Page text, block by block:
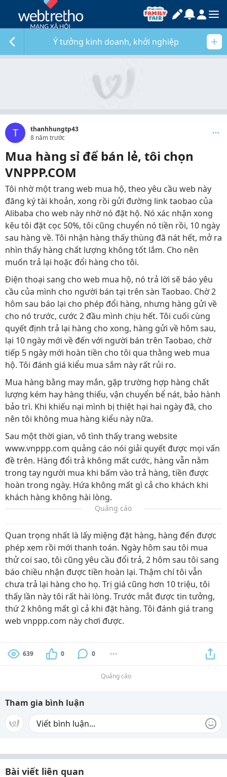
Ý tưởng kinh doanh, khởi nghiệp
T
thanhhungtp43
8 năm trước
Mua hàng sỉ để bán lẻ, tôi chọn
VNPPP.COM
Tôi nhờ một trang web mua hộ, theo yêu cầu web này
đăng ký tài khoản, xong rồi gửi đường link taobao của
Alibaba cho web này nhờ nó đặt hộ. Nó xác nhận xong
kêu tôi đặt cọc 50%, tôi cũng chuyển nó tiền rồi, 10 ngày
sau hàng về. Tôi nhận hàng thấy thùng đã nát hết, mở ra
nhìn thấy hàng chất lượng không tốt lắm. Cho nên
muốn trả lại hoặc đổi hàng cho tôi.
Điện thoại sang cho web mua hộ, nó trả lời sẽ báo yêu
cầu của mình cho người bán tại trên sàn Taobao. Chờ 2
hôm sau báo lại cho phép đổi hàng, nhưng hàng gửi về
cho nó trước, cước 2 đầu mình chịu hết. Tôi cuối cùng
quyết định trả lại hàng cho xong, hàng gửi về hôm sau,
lại 10 ngày mới về đến với người bán trên Taobao, chờ
tiếp 5 ngày mới hoàn tiền cho tôi qua thằng web mua
hộ. Tôi đánh giá kiểu mua sắm này rất rủi ro.
Mua hàng bằng may mắn, gặp trường hợp hàng chất
lượng kém hay hàng thiếu, vận chuyển bể nát, bảo hành
bảo trì. Khi khiếu nại mình bị thiệt hại hai ngày đã, cho
nên tôi không mua hàng kiểu này nữa.
Sau một thời gian, vô tình thấy trang website
www.vnppp.com quảng cáo nói giải quyết được mọi vấn
đề trên. Hàng đổi trả không mất cước, hàng vẫn nằm
trong tay người mua khi bấm vào trả hàng, tiền được
hoàn trong ngày. Hứa không mất gì cả cho khách khi
khách hàng không hài lòng.
Quảng cáo
Quan trọng nhất là lấy miệng đặt hàng, hàng đến được
phép xem rồi mới thanh toán. Ngày hôm sau tôi mua
thử coi sao, tôi cũng yêu cầu đổi trả, 2 hôm sau tôi sang
báo chiều nhận được tiền hoàn lại. Thậm chí tôi vẫn
chưa trả lại hàng cho họ. Trị giá cũng hơn 10 triệu, tôi
thấy lần này tôi rất hài lòng. Trước mắt được tin tưởng,
thứ 2 không mất gì cả khi đặt hàng. Tôi đánh giá trang
web vnppp.com này chơi được.
639 0 0
Quảng cáo
Tham gia bình luận
Bài viết liên quan